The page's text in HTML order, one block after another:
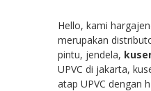
Hello, kami
merupakan
pintu, jendela,
UPVC di jakarta,
atap UPVC dengan